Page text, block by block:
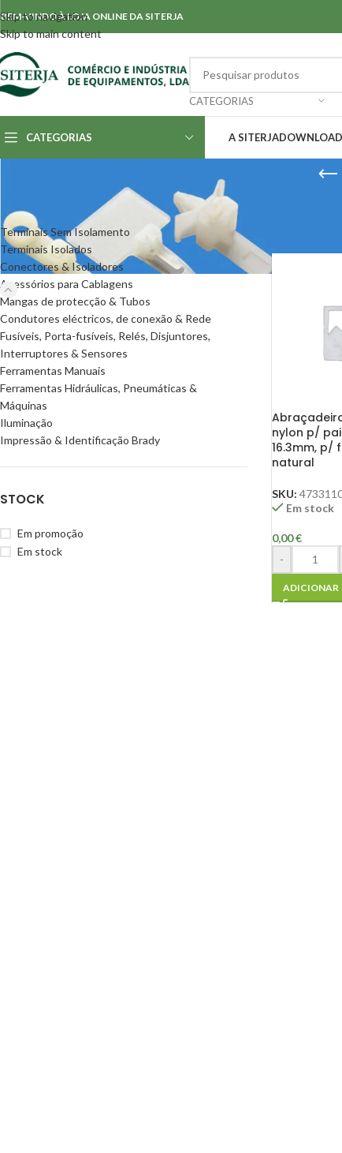
Skip to navigation
Skip to main content
BEM-VINDO À LOJA ONLINE DA SITERJA
CATEGORIAS
CATEGORIAS A SITERJA
Terminais Sem Isolamento
Terminais Isolados
Conectores & Isoladores
Acessórios para Cablagens
Mangas de protecção & Tubos
Condutores eléctricos, de conexão & Rede
Fusíveis, Porta-fusíveis, Relés, Disjuntores,
Interruptores & Sensores
Ferramentas Manuais
Ferramentas Hidráulicas, Pneumáticas &
Máquinas
Iluminação
Impressão & Identificação Brady
STOCK
Em promoção
Em stock
nylon p/
16.3mm, p/
natural
SKU:
Em stock
0,00€
-
ADICIONAR